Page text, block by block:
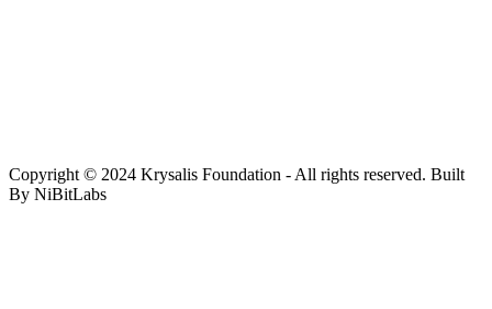
Copyright © 2024 Krysalis Foundation - All rights reserved. Built
By NiBitLabs